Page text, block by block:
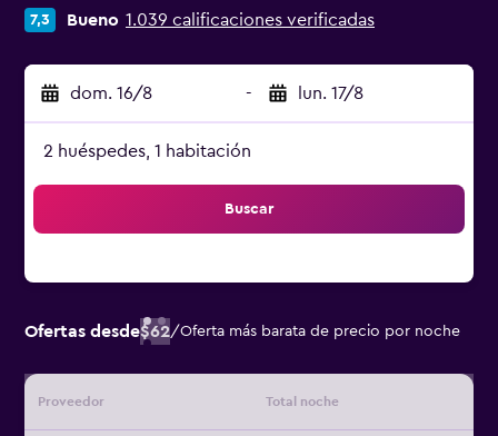
7,3 Bueno 1.039 calificaciones verificadas
dom. 16/8 - lun. 17/8
2 huéspedes, 1 habitación
Buscar
Ofertas desde$62/Oferta más barata de precio por noche
Proveedor Total noche